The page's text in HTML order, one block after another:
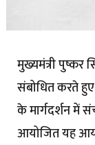
मुख्यमंत्री पुष्कर
संबोधित करते हुए
के मार्गदर्शन में
आयोजित यह